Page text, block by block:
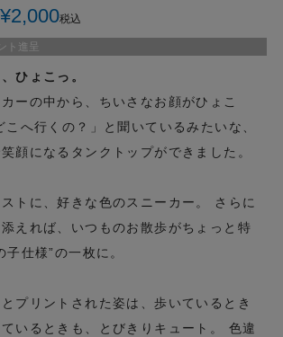
¥2,000税込
ト進呈
ひょこっ。
ーの中から、ちいさなお顔がひょこ
こへ行くの？」と聞いているみたいな、
顔になるタンクトップができました。
トに、好きな色のスニーカー。 さらに
えれば、いつものお散歩がちょっと特
子仕様”の一枚に。
プリントされた姿は、歩いているとき
いるときも、とびきりキュート。 色違